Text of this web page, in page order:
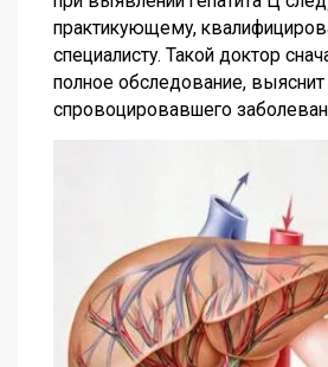
практикующему,
специалисту. Такой доктор
полное обследование,
спровоцировавшего